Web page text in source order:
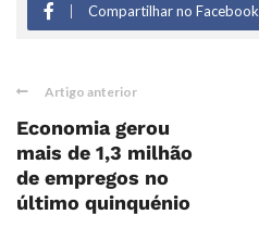
Compartilhar no Facebook
Artigo anterior
Economia gerou
mais de 1,3 milhão
de empregos no
último quinquénio